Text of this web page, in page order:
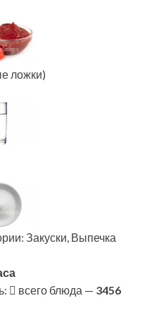
ложки)
Закуски, Выпечка
всего блюда — 3456